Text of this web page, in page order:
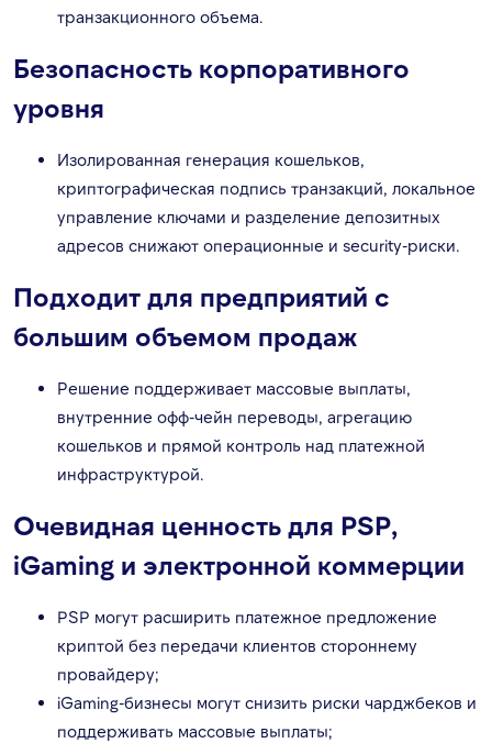
транзакционного объема.
Безопасность корпоративного
уровня
Изолированная генерация кошельков,
криптографическая подпись транзакций, локальное
управление ключами и разделение депозитных
адресов снижают операционные и security-риски.
Подходит для предприятий с
большим объемом продаж
Решение поддерживает массовые выплаты,
внутренние офф-чейн переводы, агрегацию
кошельков и прямой контроль над платежной
инфраструктурой.
Очевидная ценность для PSP,
iGaming и электронной коммерции
PSP могут расширить платежное предложение
криптой без передачи клиентов стороннему
провайдеру;
iGaming-бизнесы могут снизить риски чарджбеков и
поддерживать массовые выплаты;